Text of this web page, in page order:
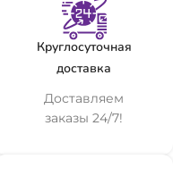
Круглосуточная
доставка
Доставляем
заказы 24/7!